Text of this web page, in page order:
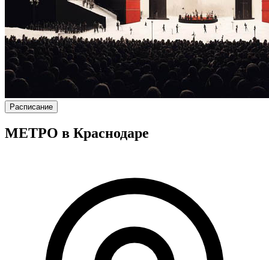
Расписание
МЕТРО в Краснодаре